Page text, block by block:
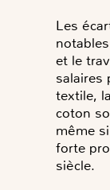
Les
et le
salaires
textile,
coton
même
forte
siècle.